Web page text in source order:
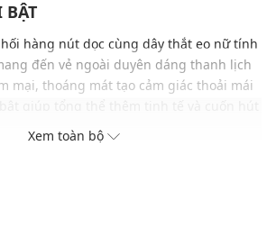
hàng nút dọc cùng dây thắt eo nữ tính
đến vẻ ngoài duyên dáng thanh lịch
mại, thoáng mát tạo cảm giác thoải mái
điểm nhấn hài hòa giữ phom dáng đẹp
tính dễ dàng ứng dụng trong nhiều sự
Xem toàn bộ